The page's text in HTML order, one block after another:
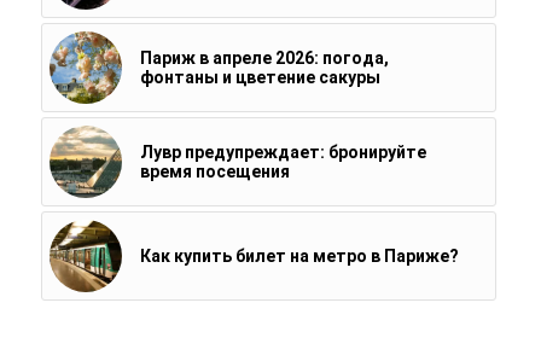
Париж в апреле 2026: погода,
фонтаны и цветение сакуры
Лувр предупреждает: бронируйте
время посещения
Как купить билет на метро в Париже?